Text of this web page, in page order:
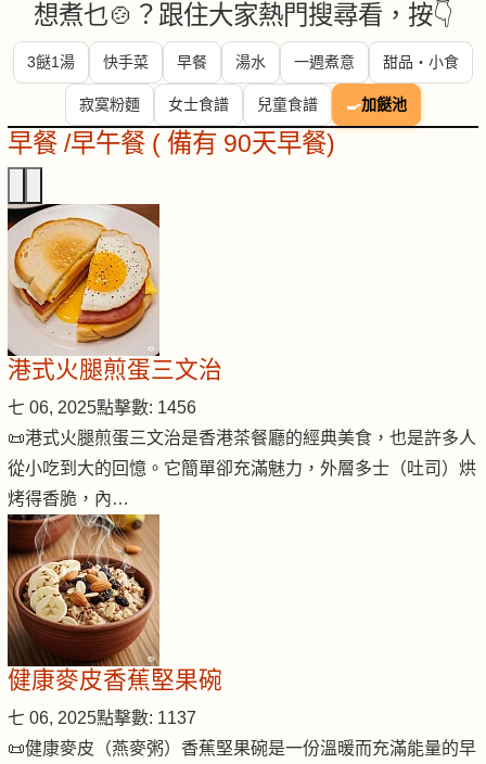
想煮乜🍲？跟住大家熱門搜尋看，按👇
3餸1湯 快手菜 早餐 湯水 一週煮意 甜品・小食
寂寞粉麵 女士食譜 兒童食譜 🍳加餸池
早餐 /早午餐 ( 備有 90天早餐)
港式火腿煎蛋三文治
七 06, 2025點擊數: 1456
📜港式火腿煎蛋三文治是香港茶餐廳的經典美食，也是許多人
從小吃到大的回憶。它簡單卻充滿魅力，外層多士（吐司）烘
烤得香脆，內…
健康麥皮香蕉堅果碗
七 06, 2025點擊數: 1137
📜健康麥皮（燕麥粥）香蕉堅果碗是一份溫暖而充滿能量的早